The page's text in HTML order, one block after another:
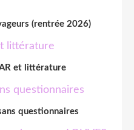
(rentrée 2026)
et littérature
questionnaires